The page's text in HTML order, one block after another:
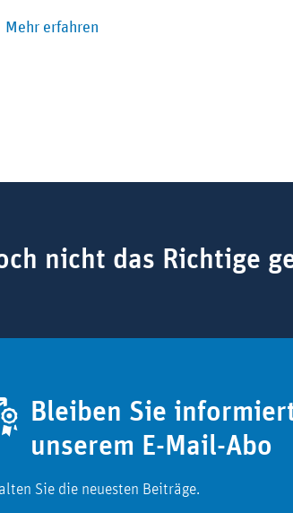
Mehr erfahren
nicht das Richtige
Bleiben Sie
unserem E-Mail-Abo
Sie die neuesten Beiträge.